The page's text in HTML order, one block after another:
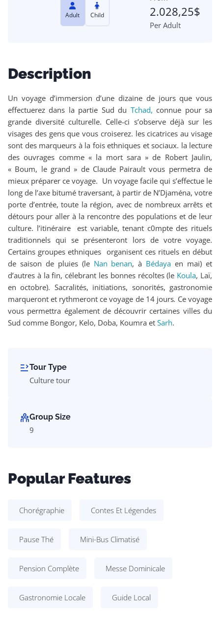
Adult Child 2.028,25$
Per Adult
Description
Un voyage d’immersion d’une dizaine de jours que vous
effectuerez dans la partie Sud du Tchad, connue pour sa
grande diversité culturelle. Celle-ci s’observe déjà sur les
visages des gens que vous croiserez. les cicatrices au visage
sont des marqueurs à la fois ethniques et sociaux. la lecture
des ouvrages comme « la mort sara » de Robert Jaulin,
« Boum, le grand » de Claude Pairault vous permetra de
mieux préparer ce voyage. Un voyage facile qui s’effectue le
long de l’axe bitumé traversant, à partir de N’Djaména, votre
porte d’entrée, toute la région, avec de nombreux arrêts et
détours pour aller à la rencontre des populations et de leur
culture. l’itinéraire est variable, tenant c0mpte des rituels
traditionnels qui se présenteront lors de votre voyage.
Certains groupes ethniques organisent ces rituels en début
de saison de pluies (le Nan benan, à Bédaya en mai) et
d’autres à la fin, célebrant les bonnes récoltes (le Koula, Laï,
en octobre). Sacralités, initiations, sonorités, gastronomie
marqueront et rythmeront ce voyage de 14 jours. Ce voyage
vous permettra également de découvrir certaines villes du
Sud comme Bongor, Kelo, Doba, Koumra et Sarh.
Tour Type
Culture tour
Group Size
9
Popular Features
Chorégraphie Contes Et Légendes
Pause Thé Mini-Bus Climatisé
Pension Complète Messe Dominicale
Gastronomie Locale Guide Local